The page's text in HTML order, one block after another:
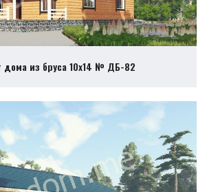
дома из бруса 10х14 № ДБ-82